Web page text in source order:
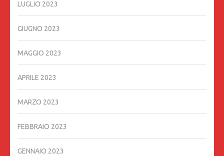
LUGLIO 2023
GIUGNO 2023
MAGGIO 2023
APRILE 2023
MARZO 2023
FEBBRAIO 2023
GENNAIO 2023